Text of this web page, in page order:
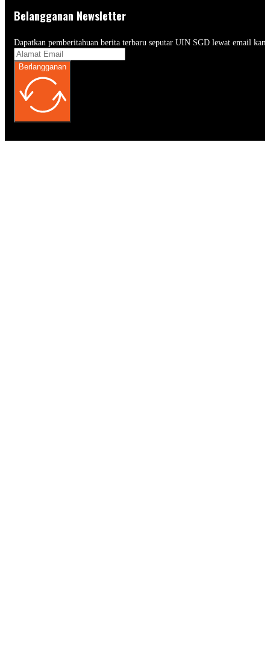
Belangganan Newsletter
Dapatkan pemberitahuan berita terbaru seputar UIN SGD lewat email
Berlangganan